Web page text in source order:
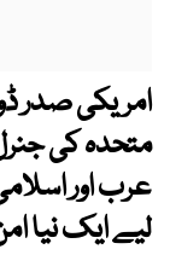
امریکی صدر
متحدہ کی
عرب اور
لیے ایک نیا